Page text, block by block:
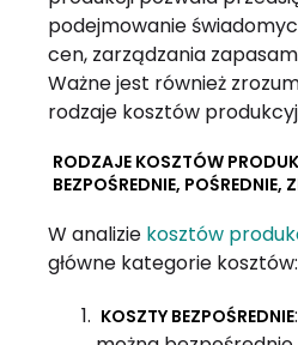
podejmowanie
cen, zarządzania
Ważne jest również
rodzaje kosztów
RODZAJE KOSZTÓW
BEZPOŚREDNIE, POŚREDNIE,
W analizie kosztów
główne kategorie kosztów:
KOSZTY BEZPOŚREDNIE